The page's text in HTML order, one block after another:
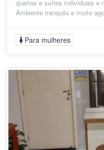
quartos e suítes individuais e
Ambiente tranquilo e muito
Para mulheres